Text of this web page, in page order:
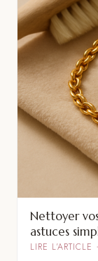
Nettoyer
astuces
LIRE